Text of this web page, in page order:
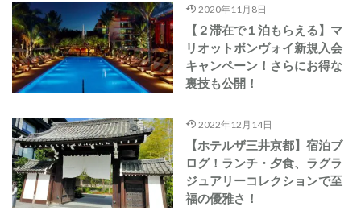
2020年11月8日
【２滞在で１泊もらえる】マ
リオットボンヴォイ新規入会
キャンペーン！さらにお得な
裏技も公開！
2022年12月14日
【ホテルザ三井京都】宿泊ブ
ログ！ランチ・夕食、ラグラ
ジュアリーコレクションで至
福の優雅さ！